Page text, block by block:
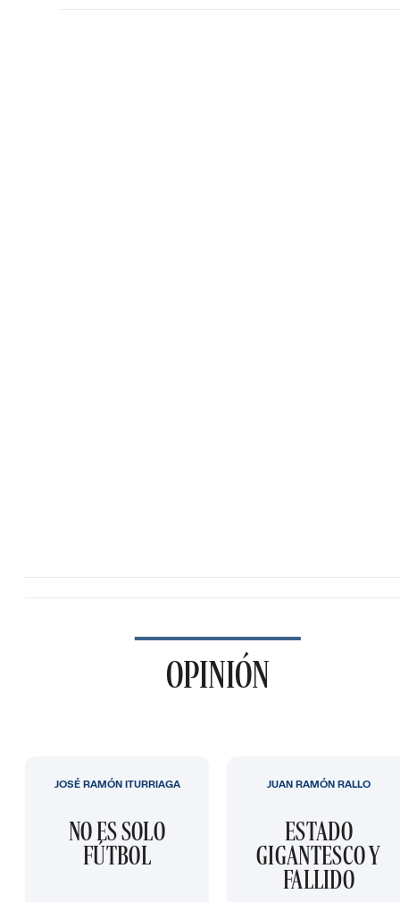
OPINIÓN
NO ES SOLO
FÚTBOL
JOSÉ RAMÓN ITURRIAGA
ESTADO
GIGANTESCO Y
FALLIDO
JUAN RAMÓN RALLO